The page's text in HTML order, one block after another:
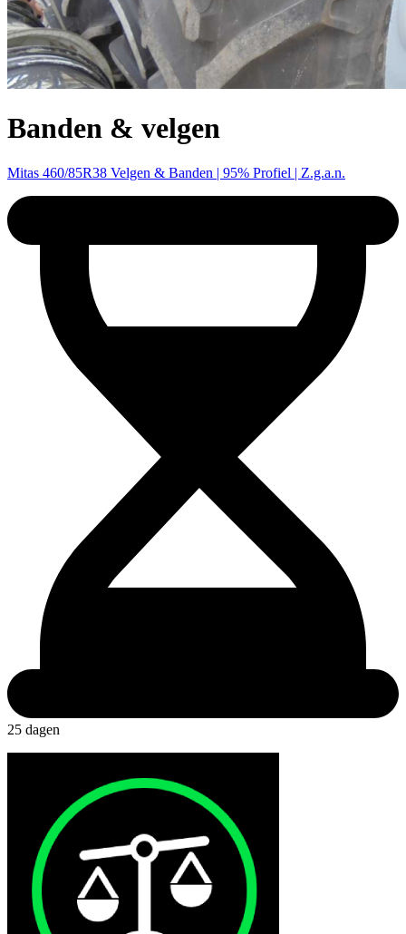
Banden & velgen
Mitas 460/85R38 Velgen & Banden | 95% Profiel | Z.g.a.n.
25 dagen